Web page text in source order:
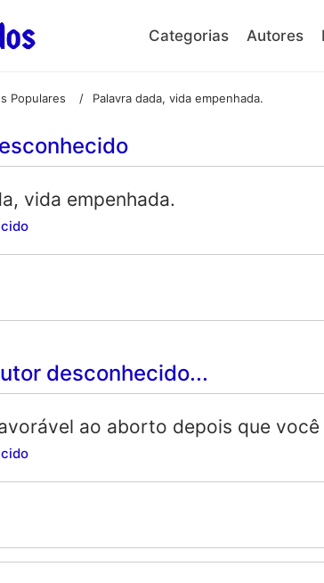
Categorias Autores
Populares / Palavra dada, vida empenhada.
vida empenhada.
desconhecido...
ao aborto depois que você